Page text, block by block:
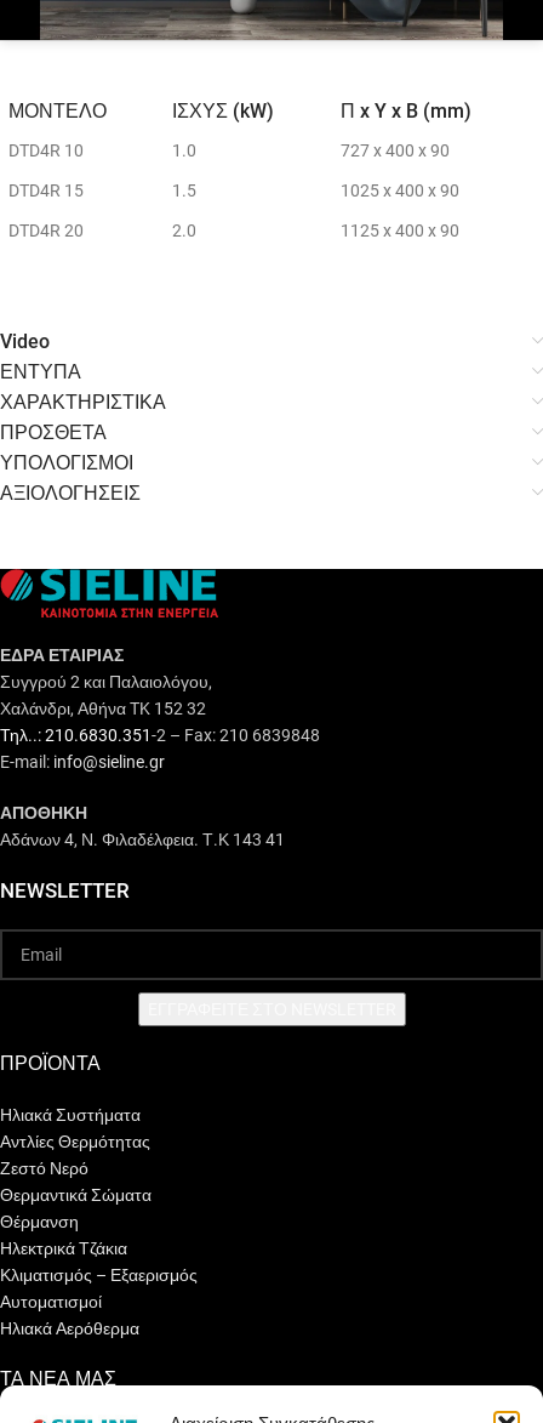
ΜΟΝΤΕΛΟ ΙΣΧΥΣ (kW)
Π x Y x B (mm)
ΜΟΝΤΕΛΟ
ΙΣΧΥΣ (kW) Π x Y x B (mm)
DTD4R 10 1.0 727 x 400 x 90
DTD4R 15 1.5 1025 x 400 x 90
DTD4R 20 2.0 1125 x 400 x 90
Video
ΕΝΤΥΠΑ
ΧΑΡΑΚΤΗΡΙΣΤΙΚΑ
ΠΡΟΣΘΕΤΑ
ΥΠΟΛΟΓΙΣΜΟΙ
ΑΞΙΟΛΟΓΗΣΕΙΣ
ΕΔΡΑ ΕΤΑΙΡΙΑΣ
Συγγρού 2 και Παλαιολόγου,
Χαλάνδρι, Αθήνα TK 152 32
Τηλ..: 210.6830.351-2 – Fax: 210 6839848
E-mail: info@sieline.gr
ΑΠΟΘΗΚΗ
Αδάνων 4, Ν. Φιλαδέλφεια. Τ.Κ 143 41
NEWSLETTER
ΠΡΟΪΟΝΤΑ
Ηλιακά Συστήματα
Αντλίες Θερμότητας
Ζεστό Νερό
Θερμαντικά Σώματα
Θέρμανση
Ηλεκτρικά Τζάκια
Κλιματισμός – Εξαερισμός
Αυτοματισμοί
Ηλιακά Αερόθερμα
ΤΑ ΝΕΑ ΜΑΣ